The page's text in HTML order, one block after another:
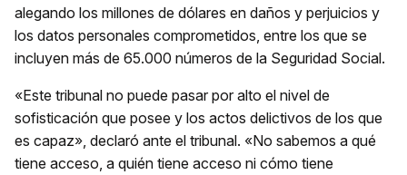
alegando los millones de dólares en daños y perjuicios y
los datos personales comprometidos, entre los que se
incluyen más de 65.000 números de la Seguridad Social.
«Este tribunal no puede pasar por alto el nivel de
sofisticación que posee y los actos delictivos de los que
es capaz», declaró ante el tribunal. «No sabemos a qué
tiene acceso, a quién tiene acceso ni cómo tiene